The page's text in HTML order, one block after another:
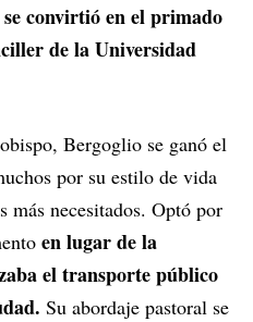
se convirtió en el primado
de la Universidad
Bergoglio se ganó el
por su estilo de vida
más necesitados. Optó por
en lugar de la
el transporte público
Su abordaje pastoral se